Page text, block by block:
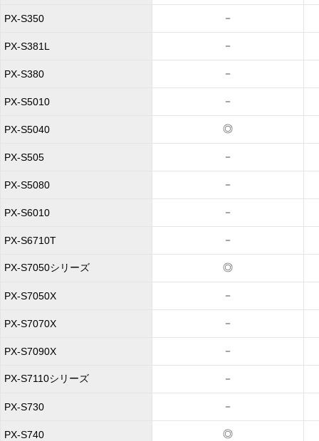
PX-S350 －
PX-S381L －
PX-S380 －
PX-S5010 －
PX-S5040 ◎
PX-S505 －
PX-S5080 －
PX-S6010 －
PX-S6710T －
PX-S7050シリーズ ◎
PX-S7050X －
PX-S7070X －
PX-S7090X －
PX-S7110シリーズ －
PX-S730 －
PX-S740 ◎